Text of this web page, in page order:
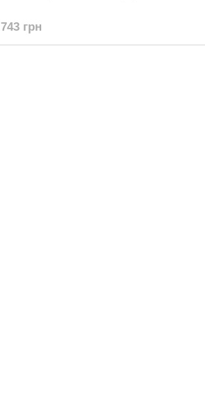
743 грн